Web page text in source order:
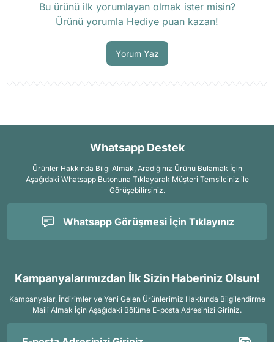
Bu ürünü ilk yorumlayan olmak ister misin?
Ürünü yorumla Hediye puan kazan!
Yorum Yaz
Whatsapp Destek
Ürünler Hakkında Bilgi Almak, Aradığınız Ürünü Bulamak İçin
Aşağıdaki Whatsapp Butonuna Tıklayarak Müşteri Temsilciniz ile
Görüşebilirsiniz.
Whatsapp Görüşmesi İçin Tıklayınız
Kampanyalarımızdan İlk Sizin Haberiniz Olsun!
Kampanyalar, İndirimler ve Yeni Gelen Ürünlerimiz Hakkında Bilgilendirme
Maili Almak İçin Aşağıdaki Bölüme E-posta Adresinizi Giriniz.